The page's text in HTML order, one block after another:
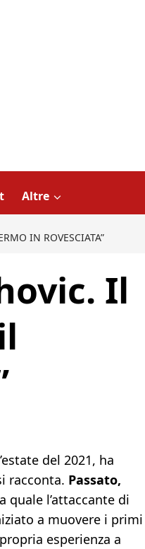
Altre
IN ROVESCIATA”
Il
del 2021, ha
racconta. Passato,
quale l’attaccante di
a muovere i primi
esperienza a